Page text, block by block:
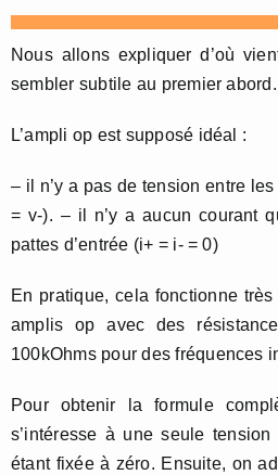
Nous allons expliquer d’où
sembler subtile au premier abord.
L’ampli op est supposé idéal :
– il n’y a pas de tension entre
= v-). – il n’y a aucun courant
pattes d’entrée (i+ = i- = 0)
En pratique, cela fonctionne
amplis op avec des
100kOhms pour des fréquences
Pour obtenir la formule
s’intéresse à une seule
étant fixée à zéro. Ensuite, on